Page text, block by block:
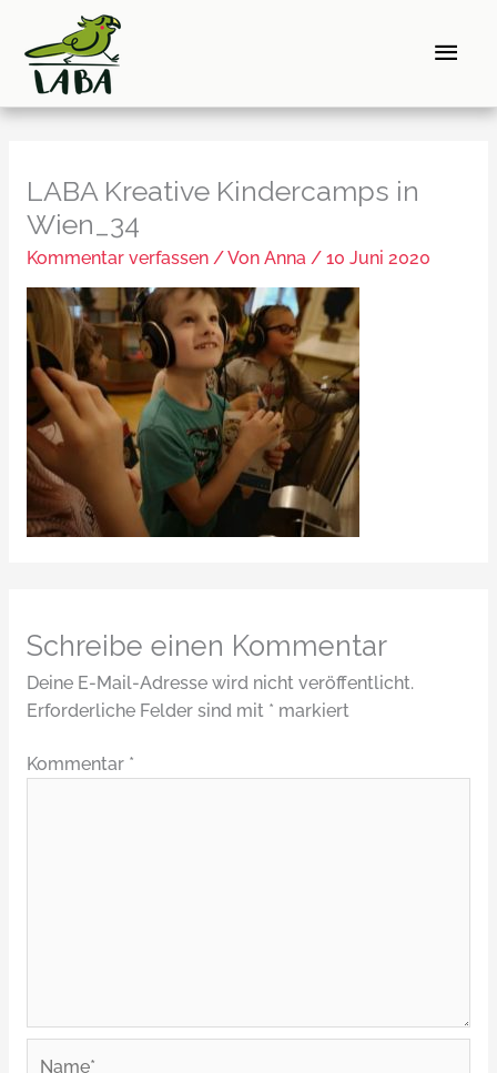
Inhalt
springen
LABA Kreative Kindercamps in
Wien_34
Kommentar verfassen / Von Anna / 10 Juni 2020
Schreibe einen Kommentar
Deine E-Mail-Adresse wird nicht veröffentlicht.
Erforderliche Felder sind mit * markiert
Kommentar *